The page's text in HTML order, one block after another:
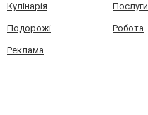
Кулінарія Послуги
Подорожі Робота
Реклама